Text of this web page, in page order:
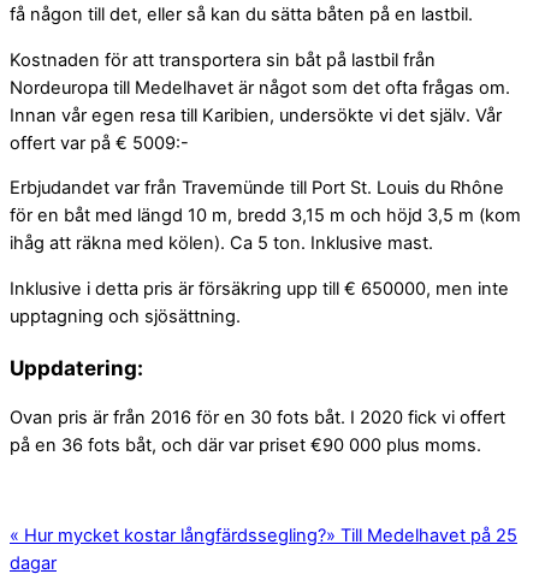
få någon till det, eller så kan du sätta båten på en lastbil.
Kostnaden för att transportera sin båt på lastbil från
Nordeuropa till Medelhavet är något som det ofta frågas om.
Innan vår egen resa till Karibien, undersökte vi det själv. Vår
offert var på € 5009:-
Erbjudandet var från Travemünde till Port St. Louis du Rhône
för en båt med längd 10 m, bredd 3,15 m och höjd 3,5 m (kom
ihåg att räkna med kölen). Ca 5 ton. Inklusive mast.
Inklusive i detta pris är försäkring upp till € 650000, men inte
upptagning och sjösättning.
Uppdatering:
Ovan pris är från 2016 för en 30 fots båt. I 2020 fick vi offert
på en 36 fots båt, och där var priset €90 000 plus moms.
« Hur mycket kostar långfärdssegling?» Till Medelhavet på 25
dagar